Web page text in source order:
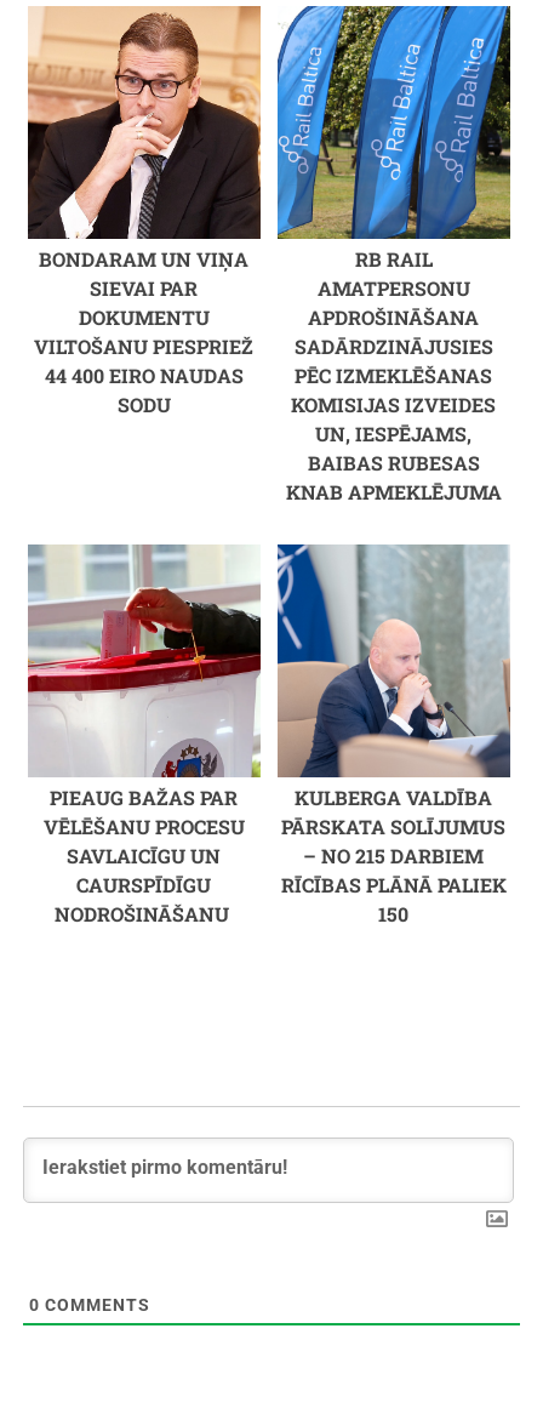
BONDARAM UN VIŅA
SIEVAI PAR
DOKUMENTU
VILTOŠANU PIESPRIEŽ
44 400 EIRO NAUDAS
SODU
RB RAIL
AMATPERSONU
APDROŠINĀŠANA
SADĀRDZINĀJUSIES
PĒC IZMEKLĒŠANAS
KOMISIJAS IZVEIDES
UN, IESPĒJAMS,
BAIBAS RUBESAS
KNAB APMEKLĒJUMA
PIEAUG BAŽAS PAR
VĒLĒŠANU PROCESU
SAVLAICĪGU UN
CAURSPĪDĪGU
NODROŠINĀŠANU
KULBERGA VALDĪBA
PĀRSKATA SOLĪJUMUS
– NO 215 DARBIEM
RĪCĪBAS PLĀNĀ PALIEK
150
0 COMMENTS